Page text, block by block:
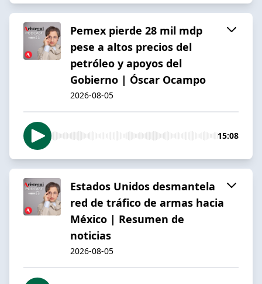
Pemex pierde 28 mil mdp
pese a altos precios del
petróleo y apoyos del
Gobierno | Óscar Ocampo
2026-08-05
15:08
Estados Unidos desmantela
red de tráfico de armas hacia
México | Resumen de
noticias
2026-08-05